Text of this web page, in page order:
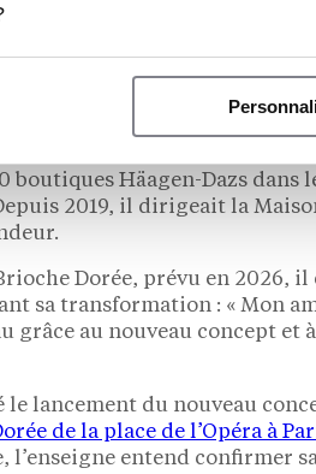
?
leurs réseaux
Voarick a contribué à
boutiques Häagen-Dazs dans
2019, il dirigeait la
Dorée, prévu en 2026,
sa transformation : « Mon
grâce au nouveau concept et
lancement du nouveau
de la place de l’Opéra à
l’enseigne entend confirmer